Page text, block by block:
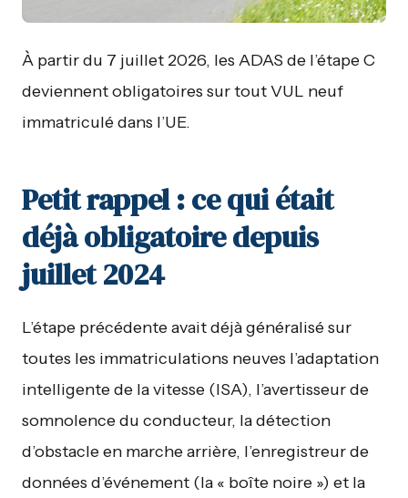
À partir du 7 juillet 2026, les ADAS de l’étape C
deviennent obligatoires sur tout VUL neuf
immatriculé dans l’UE.
Petit rappel : ce qui était
déjà obligatoire depuis
juillet 2024
L’étape précédente avait déjà généralisé sur
toutes les immatriculations neuves l’adaptation
intelligente de la vitesse (ISA), l’avertisseur de
somnolence du conducteur, la détection
d’obstacle en marche arrière, l’enregistreur de
données d’événement (la « boîte noire ») et la